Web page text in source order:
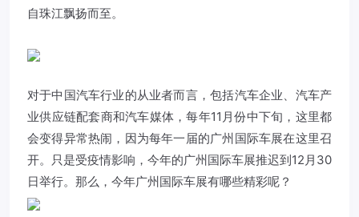
自珠江飘扬而至。
对于中国汽车行业的从业者而言，包括汽车企业、汽车产
业供应链配套商和汽车媒体，每年11月份中下旬，这里都
会变得异常热闹，因为每年一届的广州国际车展在这里召
开。只是受疫情影响，今年的广州国际车展推迟到12月30
日举行。那么，今年广州国际车展有哪些精彩呢？